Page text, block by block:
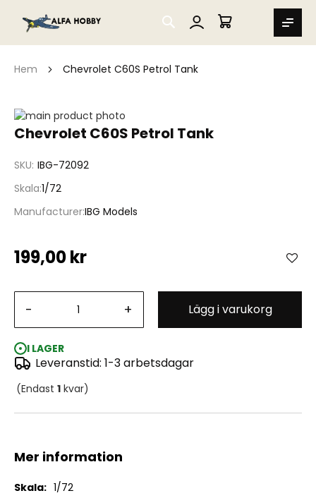
SEARCH
MIN VARUKORG
Hem Chevrolet C60S Petrol Tank
Chevrolet C60S Petrol Tank
SKU IBG-72092
Skala 1/72
ManufacturerIBG Models
199,00 kr
- + Lägg i varukorg
I LAGER
Leveranstid: 1-3 arbetsdagar
(Endast 1 kvar)
Hoppa
till
bildgalleriet
Hoppa
av
bildgalleriet
Mer information
Mer
1/72